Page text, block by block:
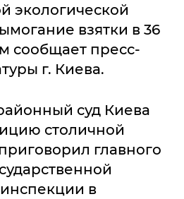
экологической
взятки в 36
сообщает пресс-
г. Киева.
суд Киева
столичной
главного
в